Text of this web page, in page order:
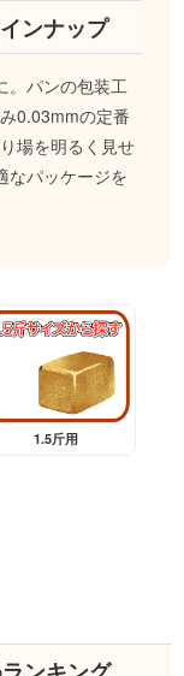
ンナップ
。パンの包装工
0.03mmの定番
場を明るく見せ
なパッケージを
1.5斤用